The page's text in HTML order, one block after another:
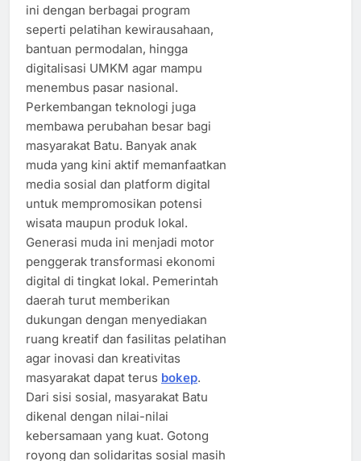
ini dengan berbagai program
seperti pelatihan kewirausahaan,
bantuan permodalan, hingga
digitalisasi UMKM agar mampu
menembus pasar nasional.
Perkembangan teknologi juga
membawa perubahan besar bagi
masyarakat Batu. Banyak anak
muda yang kini aktif memanfaatkan
media sosial dan platform digital
untuk mempromosikan potensi
wisata maupun produk lokal.
Generasi muda ini menjadi motor
penggerak transformasi ekonomi
digital di tingkat lokal. Pemerintah
daerah turut memberikan
dukungan dengan menyediakan
ruang kreatif dan fasilitas pelatihan
agar inovasi dan kreativitas
masyarakat dapat terus bokep.
Dari sisi sosial, masyarakat Batu
dikenal dengan nilai-nilai
kebersamaan yang kuat. Gotong
royong dan solidaritas sosial masih